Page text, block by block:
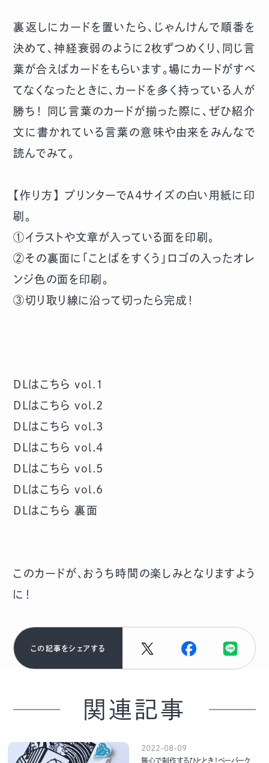
裏返しにカードを置いたら、じゃんけんで順番を
決めて、神経衰弱のように2枚ずつめくり、同じ言
葉が合えばカードをもらいます。場にカードがすべ
てなくなったときに、カードを多く持っている人が
勝ち！ 同じ言葉のカードが揃った際に、ぜひ紹介
文に書かれている言葉の意味や由来をみんなで
読んでみて。
【作り方】 プリンターでA4サイズの白い用紙に印
刷。
①イラストや文章が入っている面を印刷。
②その裏面に「ことばをすくう」ロゴの入ったオレ
ンジ色の面を印刷。
③切り取り線に沿って切ったら完成！
DLはこちら vol.1
DLはこちら vol.2
DLはこちら vol.3
DLはこちら vol.4
DLはこちら vol.5
DLはこちら vol.6
DLはこちら 裏面
このカードが、おうち時間の楽しみとなりますよう
に！
この記事をシェアする
関連記事
2022-08-09
無心で制作するひととき！ペーパーク